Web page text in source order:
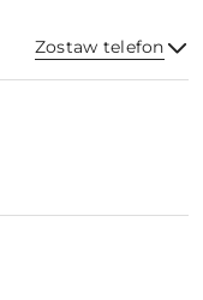
Zostaw telefon